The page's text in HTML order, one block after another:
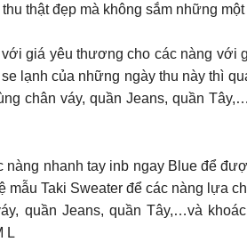
thật đẹp mà không sắm những
giá yêu thương cho các nàng với
lạnh của những ngày thu này thì
chân váy, quần Jeans, quần
nhanh tay inb ngay Blue để
mẫu Taki Sweater để các nàng lựa
quần Jeans, quần Tây,…và
L